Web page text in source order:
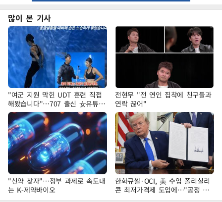
많이 본 기사
"여군 지원 막힌 UDT 훈련 직접
해봤습니다"…707 출신 女유튜버
'완벽 소화'
전현무 "전 연인 집착에 친구들과
연락 끊어"
"신약 찾자"…정부 과제로 속도내
는 K-제약바이오
한화큐셀·OCI, 美 수입 폴리실리
콘 최저가격제 도입에…"공정 경
쟁·수익성 개선 환영"